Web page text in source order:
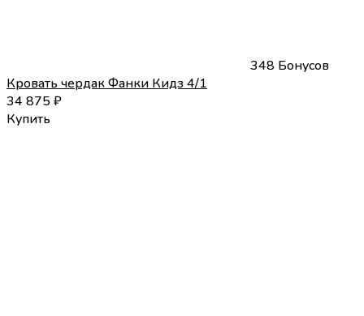
348 Бонусов
Кровать чердак Фанки Кидз 4/1
34 875₽
Купить